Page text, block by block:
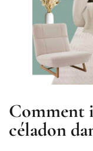
Comment
céladon